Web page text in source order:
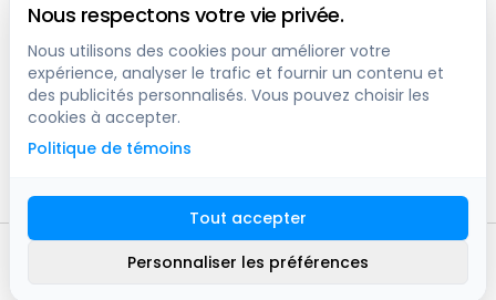
Vancouver
1200 W 73rd Ave #1415, Vancouver, BC, V6P 6G5, Canada
Calgary
444 5 Ave SW #400 Calgary, AB, T2P 2T8, Canada
2016 -2026
Plan du site
Nous respectons votre vie privée.
Nous utilisons des cookies pour améliorer votre
expérience, analyser le trafic et fournir un contenu et
des publicités personnalisés. Vous pouvez choisir les
cookies à accepter.
Politique de témoins
Tout accepter
Personnaliser les préférences